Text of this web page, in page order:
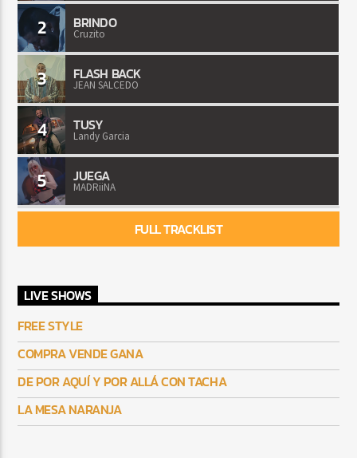
2 BRINDO
Cruzito
3 FLASH BACK
JEAN SALCEDO
4 TUSY
Landy Garcia
5 JUEGA
MADRiiNA
FULL TRACKLIST
LIVE SHOWS
FREE STYLE
COMPRA VENDE GANA
DE POR AQUÍ Y POR ALLÁ CON TACHA
LA MESA NARANJA